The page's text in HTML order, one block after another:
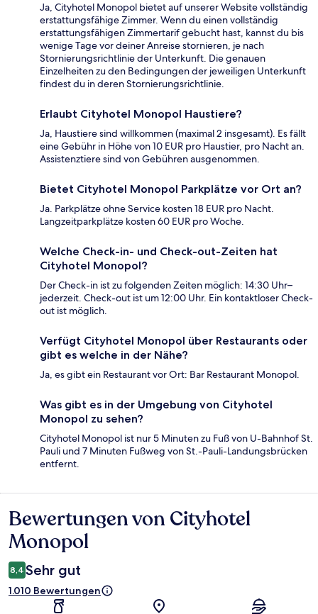
Ja, Cityhotel Monopol bietet auf unserer Website vollständig
erstattungsfähige Zimmer. Wenn du einen vollständig
erstattungsfähigen Zimmertarif gebucht hast, kannst du bis
wenige Tage vor deiner Anreise stornieren, je nach
Stornierungsrichtlinie der Unterkunft. Die genauen
Einzelheiten zu den Bedingungen der jeweiligen Unterkunft
findest du in deren Stornierungsrichtlinie.
Erlaubt Cityhotel Monopol Haustiere?
Ja, Haustiere sind willkommen (maximal 2 insgesamt). Es fällt
eine Gebühr in Höhe von 10 EUR pro Haustier, pro Nacht an.
Assistenztiere sind von Gebühren ausgenommen.
Bietet Cityhotel Monopol Parkplätze vor Ort an?
Ja. Parkplätze ohne Service kosten 18 EUR pro Nacht.
Langzeitparkplätze kosten 60 EUR pro Woche.
Welche Check-in- und Check-out-Zeiten hat
Cityhotel Monopol?
Der Check-in ist zu folgenden Zeiten möglich: 14:30 Uhr–
jederzeit. Check-out ist um 12:00 Uhr. Ein kontaktloser Check-
out ist möglich.
Verfügt Cityhotel Monopol über Restaurants oder
gibt es welche in der Nähe?
Ja, es gibt ein Restaurant vor Ort: Bar Restaurant Monopol.
Was gibt es in der Umgebung von Cityhotel
Monopol zu sehen?
Cityhotel Monopol ist nur 5 Minuten zu Fuß von U-Bahnhof St.
Pauli und 7 Minuten Fußweg von St.-Pauli-Landungsbrücken
entfernt.
Bewertungen
Bewertungen von Cityhotel
Monopol
8,4 Sehr gut
1.010 Bewertungen